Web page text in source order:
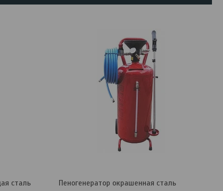
сталь Пеногенератор окрашенная сталь